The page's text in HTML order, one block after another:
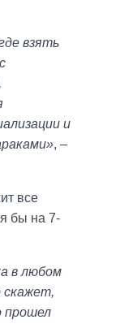
взять
и
, –
все
бы на 7-
в любом
скажет,
прошел